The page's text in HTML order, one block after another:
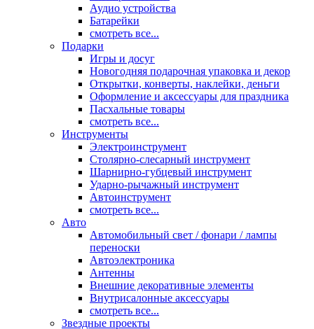
Аудио устройства
Батарейки
смотреть все...
Подарки
Игры и досуг
Новогодняя подарочная упаковка и декор
Открытки, конверты, наклейки, деньги
Оформление и аксессуары для праздника
Пасхальные товары
смотреть все...
Инструменты
Электроинструмент
Столярно-слесарный инструмент
Шарнирно-губцевый инструмент
Ударно-рычажный инструмент
Автоинструмент
смотреть все...
Авто
Автомобильный свет / фонари / лампы
переноски
Автоэлектроника
Антенны
Внешние декоративные элементы
Внутрисалонные аксессуары
смотреть все...
Звездные проекты